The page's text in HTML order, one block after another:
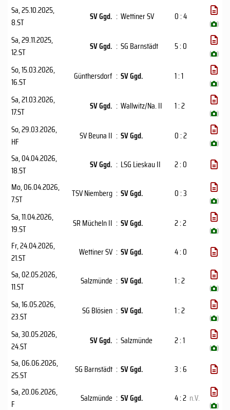
Sa, 25.10.2025,
8.ST
SV Ggd. : Wettiner SV 0 : 4
( )
Sa, 29.11.2025,
12.ST
SV Ggd. : SG Barnstädt 5 : 0
( )
So, 15.03.2026,
16.ST
Günthersdorf : SV Ggd. 1 : 1
( )
Sa, 21.03.2026,
17.ST
SV Ggd. : Wallwitz/Na. II 1 : 2
( )
So, 29.03.2026,
HF
SV Beuna II : SV Ggd. 0 : 2
( )
Sa, 04.04.2026,
18.ST
SV Ggd. : LSG Lieskau II
2 : 0
Mo, 06.04.2026,
7.ST
TSV Niemberg : SV Ggd. 0 : 3
( )
Sa, 11.04.2026,
19.ST
SR Mücheln II : SV Ggd. 2 : 2
( )
Fr, 24.04.2026,
21.ST
Wettiner SV : SV Ggd.
4 : 0
Sa, 02.05.2026,
11.ST
Salzmünde : SV Ggd. 1 : 2
( )
Sa, 16.05.2026,
23.ST
SG Blösien : SV Ggd. 1 : 2
( )
Sa, 30.05.2026,
24.ST
SV Ggd. : Salzmünde 2 : 1
( )
Sa, 06.06.2026,
25.ST
SG Barnstädt : SV Ggd.
3 : 6
Sa, 20.06.2026,
F
Salzmünde : SV Ggd. 4 : 2 n.V.
( )